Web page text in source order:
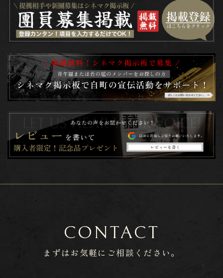
CONTACT
まずはお気軽に ​​​​​​​ご相談ください。